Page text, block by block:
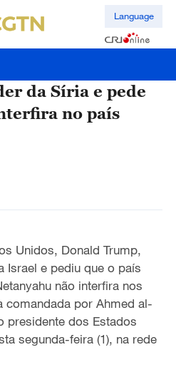
Language
da Síria e pede
no país
Unidos, Donald Trump,
Israel e pediu que o país
não interfira nos
comandada por Ahmed al-
presidente dos Estados
segunda-feira (1), na rede